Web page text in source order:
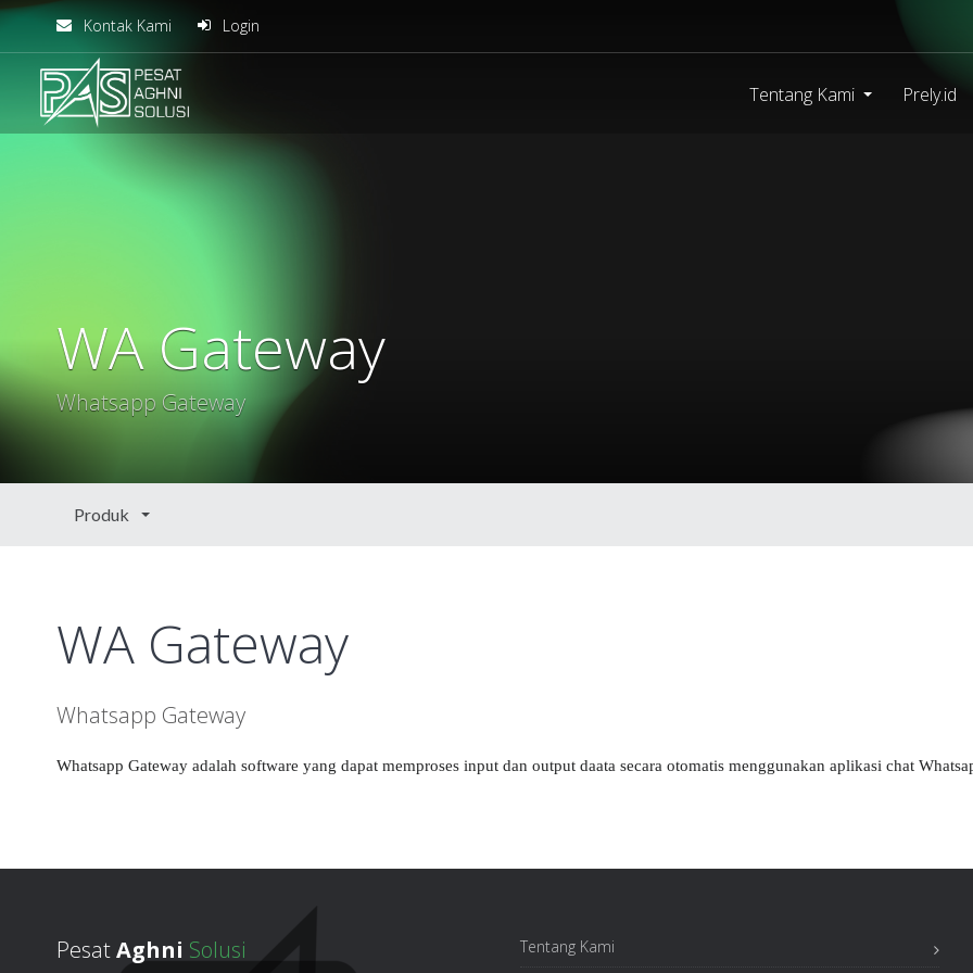
Kontak Kami Login
solusiteknis
Tentang Kami Prely.id
WA Gateway
Whatsapp Gateway
Produk
WA Gateway
Whatsapp Gateway
Whatsapp Gateway adalah software yang dapat memproses input dan output daata secara otomatis menggunakan aplikasi chat
PesatAghni Solusi Tentang Kami